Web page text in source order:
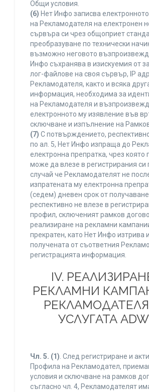
Общи условия.
(6) Нет Инфо записва
на Рекламодателя на електронен
сървъра си чрез общоприет
преобразуване по технически
възможно неговото
Инфо съхранява в изискуемия от
лог-файлове на своя сървър, IP
Рекламодателя, както и всяка
информация, необходима за
на Рекламодателя и
електронното му изявление във
сключване и изпълнение на
(7) С потвърждението,
по ал. 5, Нет Инфо изпраща до
електронна препратка, чрез която
може да влезе в регистрирания си
случай че Рекламодателят не
изпратената му електронна
(седем) дневен срок от
респективно не влезе в
профил, сключеният рамков
реализиране на рекламни
прекратен, като Нет Инфо изтрива
получената от съответния
регистрацията информация.
IV.
РЕКЛАМНИ
УСЛУГАТА
Чл. 5. (1). След регистриране и
Профила на Рекламодател,
условия и сключване на рамков
съгласно чл. 4, Рекламодателят